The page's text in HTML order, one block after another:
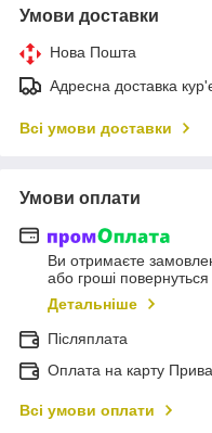
Умови доставки
Нова Пошта
Адресна доставка
Всі умови доставки
Умови оплати
Ви отримаєте
або гроші
Детальніше
Післяплата
Оплата на карту
Всі умови оплати